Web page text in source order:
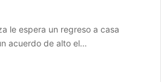
le espera un regreso a casa
acuerdo de alto el…